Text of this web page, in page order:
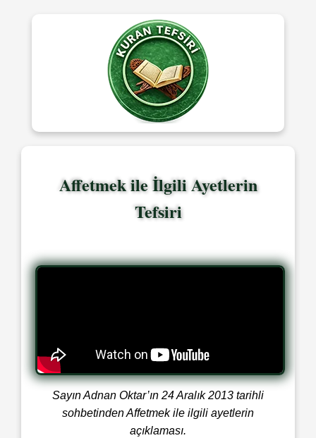
Affetmek ile İlgili Ayetlerin
Tefsiri
Sayın Adnan Oktar’ın 24 Aralık 2013 tarihli
sohbetinden Affetmek ile ilgili ayetlerin
açıklaması.